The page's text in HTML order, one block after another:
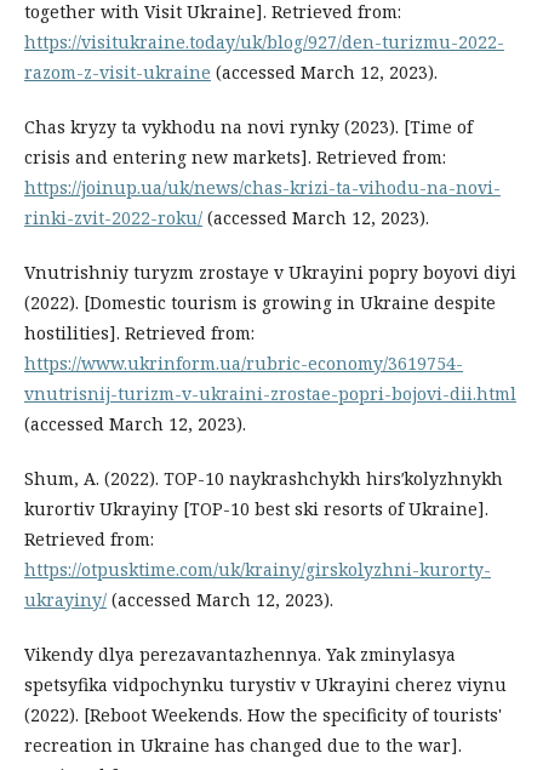
together with Visit Ukraine]. Retrieved from:
https://visitukraine.today/uk/blog/927/den-turizmu-2022-
razom-z-visit-ukraine (accessed March 12, 2023).
Chas kryzy ta vykhodu na novi rynky (2023). [Time of
crisis and entering new markets]. Retrieved from:
https://joinup.ua/uk/news/chas-krizi-ta-vihodu-na-novi-
rinki-zvit-2022-roku/ (accessed March 12, 2023).
Vnutrishniy turyzm zrostaye v Ukrayini popry boyovi diyi
(2022). [Domestic tourism is growing in Ukraine despite
hostilities]. Retrieved from:
https://www.ukrinform.ua/rubric-economy/3619754-
vnutrisnij-turizm-v-ukraini-zrostae-popri-bojovi-dii.html
(accessed March 12, 2023).
Shum, A. (2022). TOP-10 naykrashchykh hirsʹkolyzhnykh
kurortiv Ukrayiny [TOP-10 best ski resorts of Ukraine].
Retrieved from:
https://otpusktime.com/uk/krainy/girskolyzhni-kurorty-
ukrayiny/ (accessed March 12, 2023).
Vikendy dlya perezavantazhennya. Yak zminylasya
spetsyfika vidpochynku turystiv v Ukrayini cherez viynu
(2022). [Reboot Weekends. How the specificity of tourists'
recreation in Ukraine has changed due to the war].